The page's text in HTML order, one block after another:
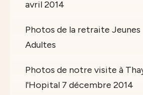
avril 2014
Photos de la retraite Jeunes
Adultes
Photos de notre visite à
l'Hopital 7 décembre 2014